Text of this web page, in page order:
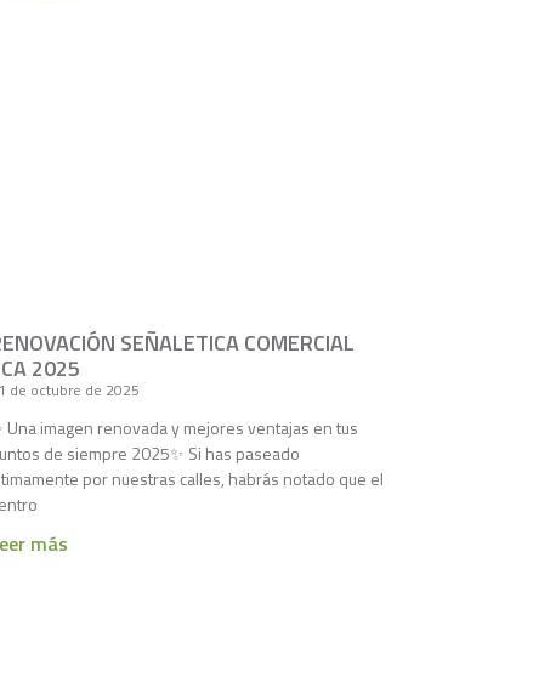
SEÑALETICA COMERCIAL
2025
de octubre de 2025
Una imagen renovada y mejores ventajas en tus
de siempre 2025✨ Si has paseado
por nuestras calles, habrás notado que el
más